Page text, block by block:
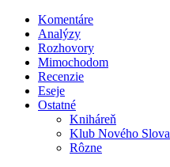
Komentáre
Analýzy
Rozhovory
Mimochodom
Recenzie
Eseje
Ostatné
Kniháreň
Klub Nového Slova
Rôzne